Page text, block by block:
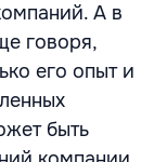
А в
говоря,
его опыт и
быть